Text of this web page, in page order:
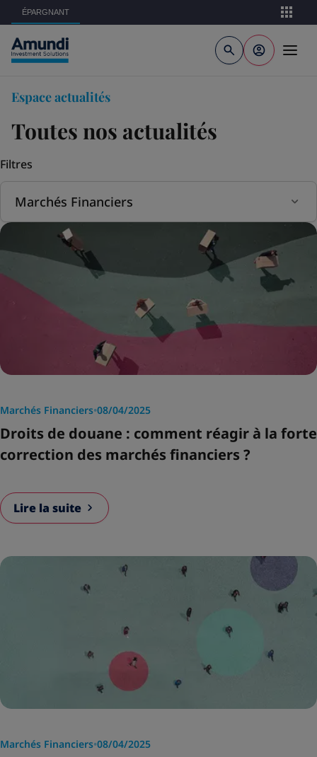
Aller au contenu principal
ÉPARGNANT
Espace actualités
Toutes nos actualités
Filtres
Marchés Financiers
Marchés Financiers•08/04/2025
Droits de douane : comment réagir à la forte
correction des marchés financiers ?
Lire la suite
Marchés Financiers•08/04/2025